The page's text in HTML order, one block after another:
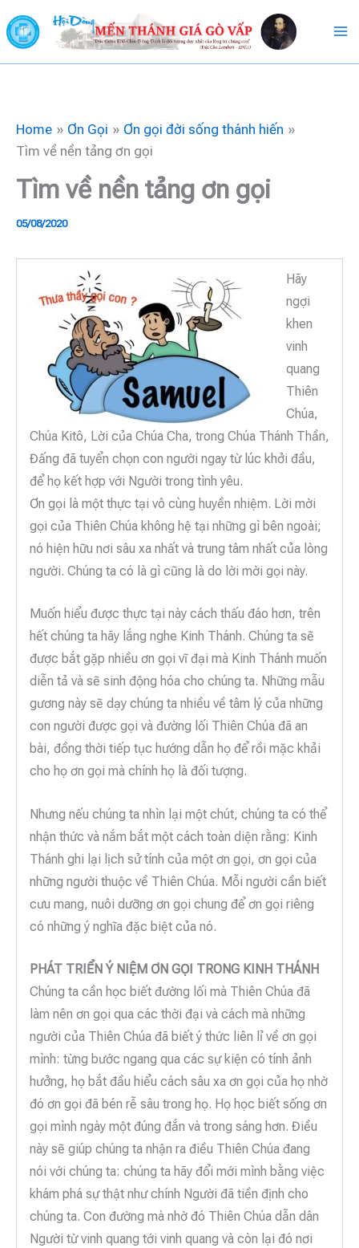
to
content
Home Ơn Gọi
Ơn gọi đời sống thánh hiến
Tìm về nền tảng ơn gọi
Tìm về nền tảng ơn gọi
05/08/2020
Hãy
ngợi
khen
vinh
quang
Thiên
Chúa,
Chúa Kitô, Lời của Chúa Cha, trong Chúa Thánh Thần,
Đấng đã tuyển chọn con người ngay từ lúc khởi đầu,
để họ kết hợp với Người trong tình yêu.
Ơn gọi là một thực tại vô cùng huyền nhiệm. Lời mời
gọi của Thiên Chúa không hệ tại những gì bên ngoài;
nó hiện hữu nơi sâu xa nhất và trung tâm nhất của lòng
người. Chúng ta có là gì cũng là do lời mời gọi này.
Muốn hiểu được thực tại này cách thấu đáo hơn, trên
hết chúng ta hãy lắng nghe Kinh Thánh. Chúng ta sẽ
được bắt gặp nhiều ơn gọi vĩ đại mà Kinh Thánh muốn
diễn tả và sẽ sinh động hóa cho chúng ta. Những mẫu
gương này sẽ dạy chúng ta nhiều về tâm lý của những
con người được gọi và đường lối Thiên Chúa đã an
bài, đồng thời tiếp tục hướng dẫn họ để rồi mặc khải
cho họ ơn gọi mà chính họ là đối tượng.
Nhưng nếu chúng ta nhìn lại một chút, chúng ta có thể
nhận thức và nắm bắt một cách toàn diện rằng: Kinh
Thánh ghi lại lịch sử tính của một ơn gọi, ơn gọi của
những người thuộc về Thiên Chúa. Mỗi người cần biết
cưu mang, nuôi dưỡng ơn gọi chung để ơn gọi riêng
có những ý nghĩa đặc biệt của nó.
PHÁT TRIỂN Ý NIỆM ƠN GỌI TRONG KINH THÁNH
Chúng ta cần học biết đường lối mà Thiên Chúa đã
làm nên ơn gọi qua các thời đại và cách mà những
người của Thiên Chúa đã biết ý thức liên lỉ về ơn gọi
mình: từng bước ngang qua các sự kiện có tính ảnh
hưởng, họ bắt đầu hiểu cách sâu xa ơn gọi của họ nhờ
đó ơn gọi đã bén rễ sâu trong họ. Họ học biết sống ơn
gọi mình ngày một đúng đắn và trong sáng hơn. Điều
này sẽ giúp chúng ta nhận ra điều Thiên Chúa đang
nói với chúng ta: chúng ta hãy đổi mới mình bằng việc
khám phá sự thật như chính Người đã tiền định cho
chúng ta. Con đường mà nhờ đó Thiên Chúa dẫn dân
Người từ vinh quang tới vinh quang và còn lại đó nơi